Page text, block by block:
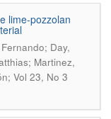
lime-pozzolan
Day,
Martinez,
Vol 23, No 3